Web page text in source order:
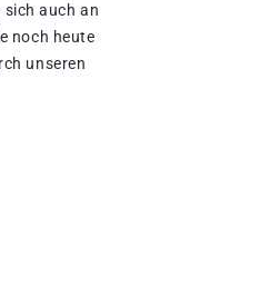
sich auch an
noch heute
unseren